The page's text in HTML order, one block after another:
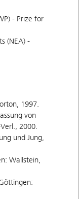
- Prize for
(NEA) -
1997.
von
2000.
und Jung,
Wallstein,